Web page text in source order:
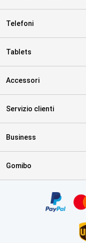
Telefoni
Tablets
Accessori
Servizio clienti
Business
Gomibo